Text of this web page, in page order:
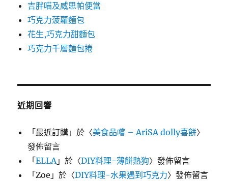
吉胖喵及威思帕便當
巧克力菠蘿麵包
花生,巧克力甜麵包
巧克力千層麵包捲
近期回響
「最近訂購 」於〈美食品嚐 – AriSA dolly喜餅〉
發佈留言
「ELLA」於〈DIY料理-薄餅熱狗〉發佈留言
「Zoe 」於〈DIY料理-水果遇到巧克力〉發佈留言